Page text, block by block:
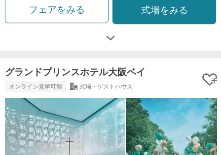
フェアをみる 式場をみる
グランドプリンスホテル大阪ベイ
オンライン見学可能 式場・ゲストハウス